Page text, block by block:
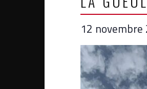
12 novembre